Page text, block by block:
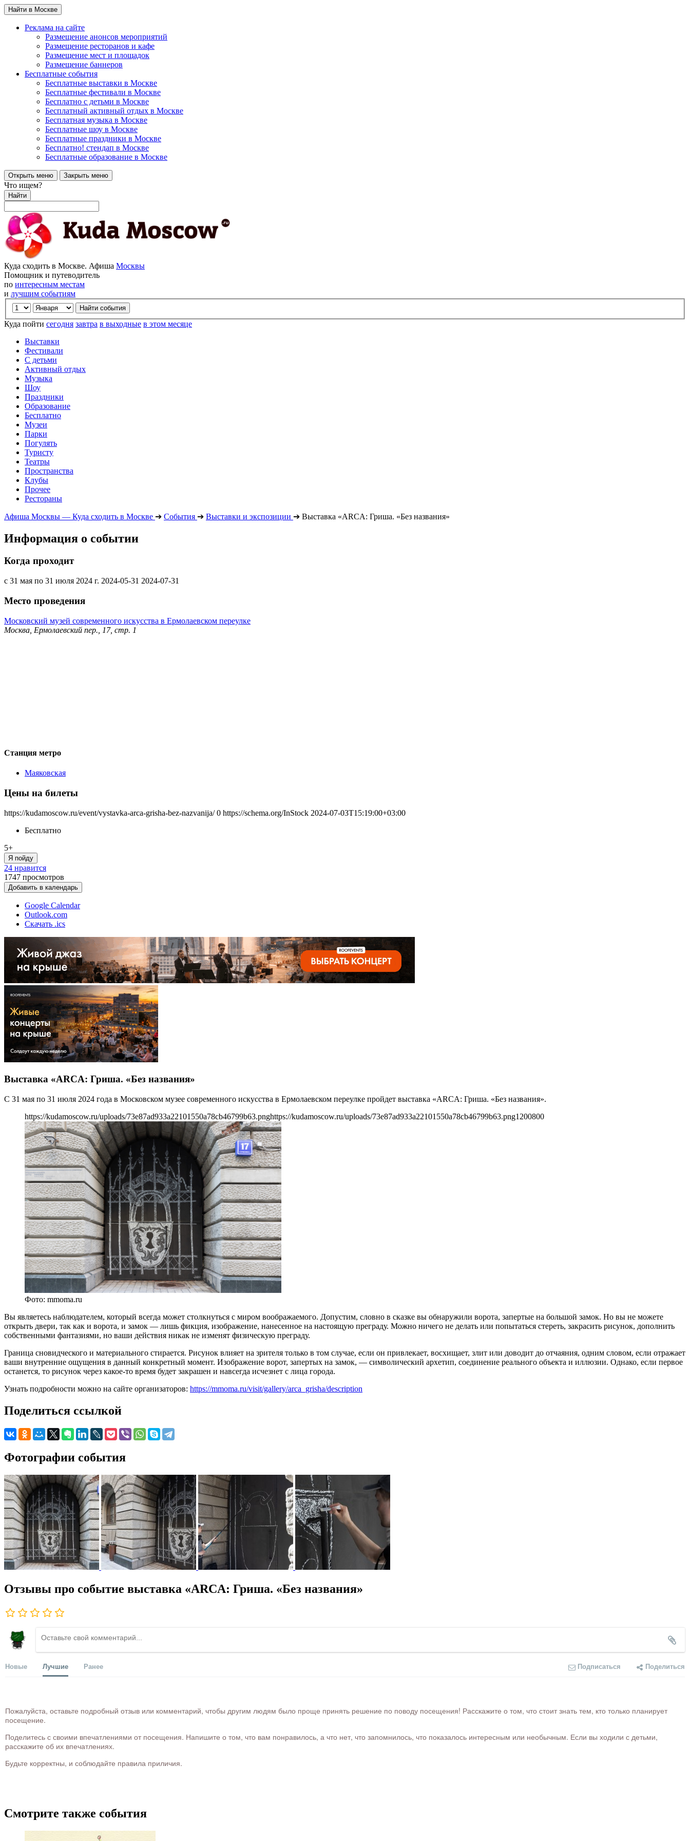
Найти в Москве
Реклама на сайте
Размещение анонсов мероприятий
Размещение ресторанов и кафе
Размещение мест и площадок
Размещение баннеров
Бесплатные события
Бесплатные выставки в Москве
Бесплатные фестивали в Москве
Бесплатно с детьми в Москве
Бесплатный активный отдых в Москве
Бесплатная музыка в Москве
Бесплатные шоу в Москве
Бесплатные праздники в Москве
Бесплатно! стендап в Москве
Бесплатные образование в Москве
Открыть меню Закрыть меню
Что ищем?
Найти
Куда сходить в Москве. Афиша Москвы
Помощник и путеводитель
по интересным местам
и лучшим событиям
Куда пойти сегодня завтра в выходные в этом месяце
Выставки
Фестивали
С детьми
Активный отдых
Музыка
Шоу
Праздники
Образование
Бесплатно
Музеи
Парки
Погулять
Туристу
Театры
Пространства
Клубы
Прочее
Рестораны
Афиша Москвы — Куда сходить в Москве ➔ События ➔ Выставки и экспозиции ➔ Выставка «ARCA: Гриша. «Без названия»
Информация о событии
Когда проходит
с 31 мая по 31 июля 2024 г. 2024-05-31 2024-07-31
Место проведения
Московский музей современного искусства в Ермолаевском переулке
Москва, Ермолаевский пер., 17, стр. 1
Станция метро
Маяковская
Цены на билеты
https://kudamoscow.ru/event/vystavka-arca-grisha-bez-nazvanija/ 0 https://schema.org/InStock 2024-07-03T15:19:00+03:00
Бесплатно
5+
Я пойду
24 нравится
1747 просмотров
Добавить в календарь
Google Calendar
Outlook.com
Скачать .ics
Выставка «ARCA: Гриша. «Без названия»
С 31 мая по 31 июля 2024 года в Московском музее современного искусства в Ермолаевском переулке пройдет выставка «ARCA: Гриша. «Без названия».
https://kudamoscow.ru/uploads/73e87ad933a22101550a78cb46799b63.pnghttps://kudamoscow.ru/uploads/73e87ad933a22101550a78cb46799b63.png1200800
Фото: mmoma.ru
Вы являетесь наблюдателем, который всегда может столкнуться с миром воображаемого. Допустим, словно в сказке вы обнаружили ворота, запертые на большой замок. Но вы не можете
открыть двери, так как и ворота, и замок — лишь фикция, изображение, нанесенное на настоящую преграду. Можно ничего не делать или попытаться стереть, закрасить рисунок, дополнить
собственными фантазиями, но ваши действия никак не изменят физическую преграду.
Граница сновидческого и материального стирается. Рисунок влияет на зрителя только в том случае, если он привлекает, восхищает, злит или доводит до отчаяния, одним словом, если отражает
ваши внутренние ощущения в данный конкретный момент. Изображение ворот, запертых на замок, — символический архетип, соединение реального объекта и иллюзии. Однако, если первое
останется, то рисунок через какое-то время будет закрашен и навсегда исчезнет с лица города.
Узнать подробности можно на сайте организаторов: https://mmoma.ru/visit/gallery/arca_grisha/description
Поделиться ссылкой
Фотографии события
Отзывы про событие выставка «ARCA: Гриша. «Без названия»
Новые Лучшие Ранее Подписаться Поделиться
Пожалуйста, оставьте подробный отзыв или комментарий, чтобы другим людям было проще принять решение по поводу посещения! Расскажите о том, что стоит знать тем, кто только планирует
посещение.
Поделитесь с своими впечатлениями от посещения. Напишите о том, что вам понравилось, а что нет, что запомнилось, что показалось интересным или необычным. Если вы ходили с детьми,
расскажите об их впечатлениях.
Будьте корректны, и соблюдайте правила приличия.
Смотрите также события